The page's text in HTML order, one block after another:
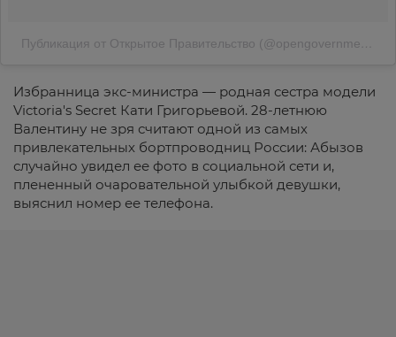
Избранница экс-министра — родная сестра модели
Victoria's Secret Кати Григорьевой. 28-летнюю
Валентину не зря считают одной из самых
привлекательных бортпроводниц России: Абызов
случайно увидел ее фото в социальной сети и,
плененный очаровательной улыбкой девушки,
выяснил номер ее телефона.